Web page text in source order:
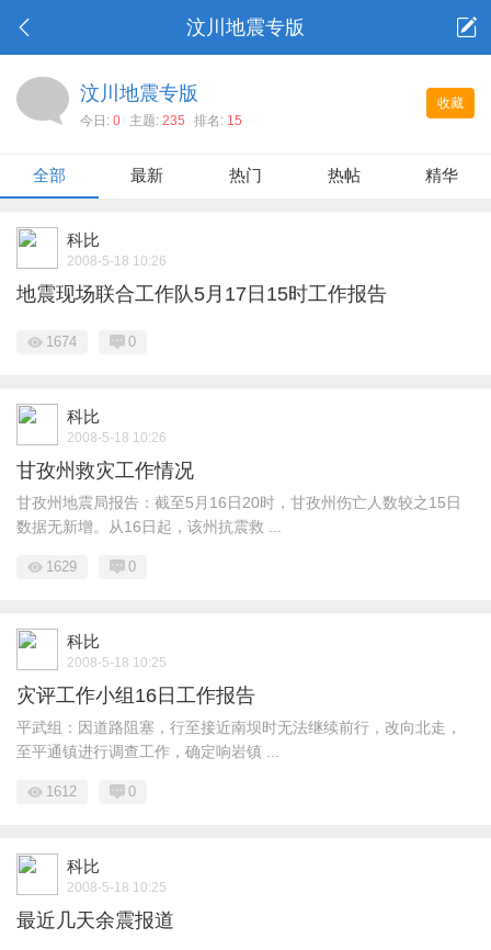
汶川地震专版
收藏
汶川地震专版
今日: 0 主题: 235 排名: 15
全部 最新 热门 热帖 精华
科比
2008-5-18 10:26
地震现场联合工作队5月17日15时工作报告
1674 0
科比
2008-5-18 10:26
甘孜州救灾工作情况
甘孜州地震局报告：截至5月16日20时，甘孜州伤亡人数较之15日
数据无新增。从16日起，该州抗震救 ...
1629 0
科比
2008-5-18 10:25
灾评工作小组16日工作报告
平武组：因道路阻塞，行至接近南坝时无法继续前行，改向北走，
至平通镇进行调查工作，确定响岩镇 ...
1612 0
科比
2008-5-18 10:25
最近几天余震报道